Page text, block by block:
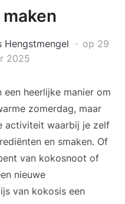
Hengstmengel op 29
2025
een heerlijke manier om
zomerdag, maar
activiteit waarbij je zelf
en smaken. Of
van kokosnoot of
nieuwe
van kokosis een